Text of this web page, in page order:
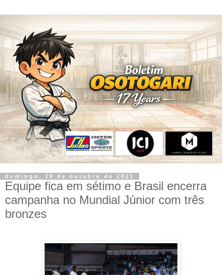
domingo, 10 de outubro de 2021
Equipe fica em sétimo e Brasil encerra
campanha no Mundial Júnior com três
bronzes